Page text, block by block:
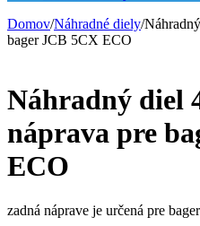
Domov/Náhradné diely/
bager JCB 5CX ECO
Náhradný diel
náprava pre
ECO
zadná náprave je určená pre